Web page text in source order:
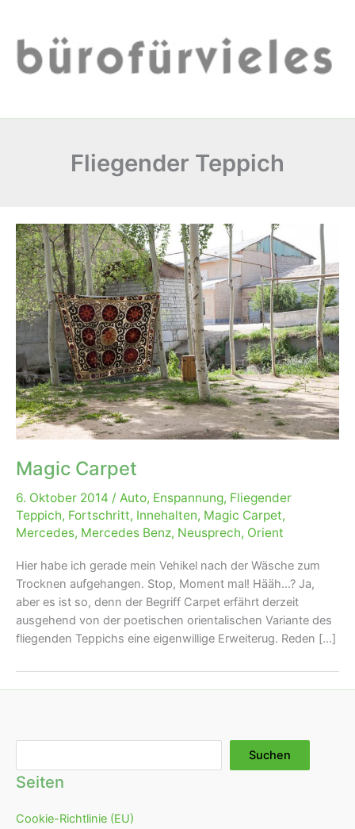
springen
Fliegender Teppich
Magic Carpet
6. Oktober 2014 / Auto, Enspannung, Fliegender
Teppich, Fortschritt, Innehalten, Magic Carpet,
Mercedes, Mercedes Benz, Neusprech, Orient
Hier habe ich gerade mein Vehikel nach der Wäsche zum
Trocknen aufgehangen. Stop, Moment mal! Hääh…? Ja,
aber es ist so, denn der Begriff Carpet erfährt derzeit
ausgehend von der poetischen orientalischen Variante des
fliegenden Teppichs eine eigenwillige Erweiterug. Reden […]
Suchen
Seiten
Cookie-Richtlinie (EU)